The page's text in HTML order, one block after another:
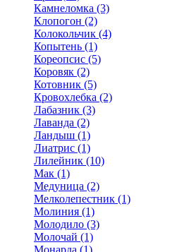
Камнеломка (3)
Клопогон (2)
Колокольчик (4)
Копытень (1)
Кореопсис (5)
Коровяк (2)
Котовник (5)
Кровохлебка (2)
Лабазник (3)
Лаванда (2)
Ландыш (1)
Лиатрис (1)
Лилейник (10)
Мак (1)
Медуница (2)
Мелколепестник (1)
Молиния (1)
Молодило (3)
Молочай (1)
Монарда (1)